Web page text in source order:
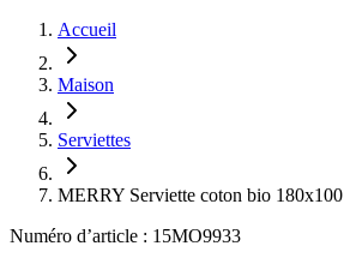
Accueil
Maison
Serviettes
MERRY Serviette coton bio 180x100
Numéro d’article : 15MO9933